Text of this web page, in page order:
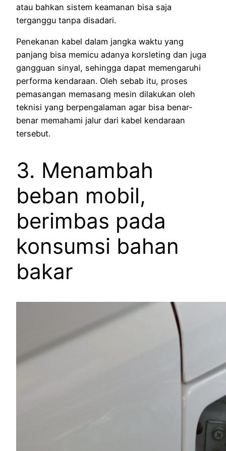
atau bahkan sistem keamanan bisa saja
terganggu tanpa disadari.
Penekanan kabel dalam jangka waktu yang
panjang bisa memicu adanya korsleting dan juga
gangguan sinyal, sehingga dapat memengaruhi
performa kendaraan. Oleh sebab itu, proses
pemasangan memasang mesin dilakukan oleh
teknisi yang berpengalaman agar bisa benar-
benar memahami jalur dari kabel kendaraan
tersebut.
3. Menambah
beban mobil,
berimbas pada
konsumsi bahan
bakar